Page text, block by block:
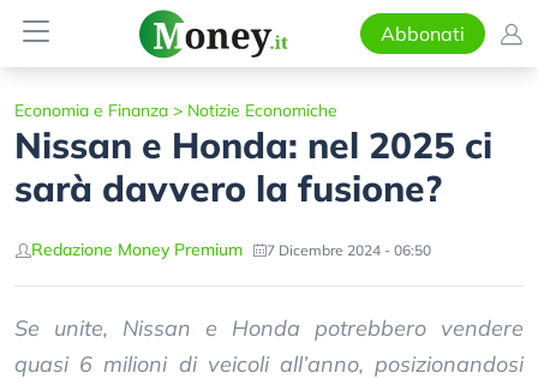
Abbonati
Economia e Finanza > Notizie Economiche
Nissan e Honda: nel 2025 ci
sarà davvero la fusione?
Redazione Money Premium 7 Dicembre 2024 - 06:50
Se unite, Nissan e Honda potrebbero vendere
quasi 6 milioni di veicoli all’anno, posizionandosi